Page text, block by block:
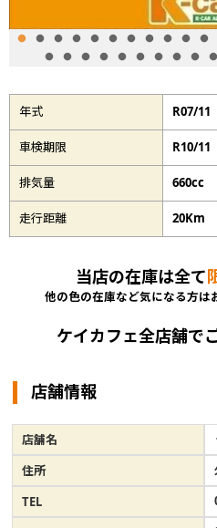
年式 R07/11
車検期限 R10/11
排気量 660cc
走行距離 20Km
当店の在庫は全て
他の色の在庫など気になる方は
ケイカフェ全店舗で
店舗情報
店舗名
住所
TEL